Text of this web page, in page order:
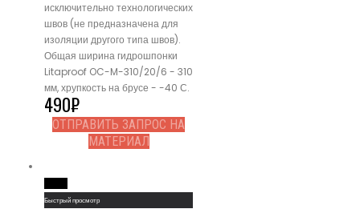
исключительно технологических
швов (не предназначена для
изоляции другого типа швов).
Общая ширина гидрошпонки
Litaproof OC-M-310/20/6 - 310
мм, хрупкость на брусе - -40 С.
490₽
ОТПРАВИТЬ ЗАПРОС НА
МАТЕРИАЛ
Быстрый просмотр